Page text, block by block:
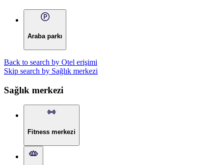
Araba parkı
Back to search by Otel erişimi
Skip search by Sağlık merkezi
Sağlık merkezi
Fitness merkezi